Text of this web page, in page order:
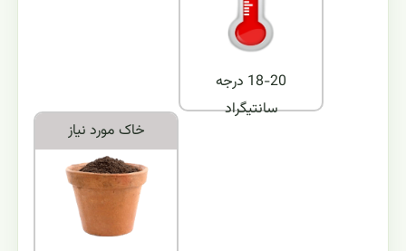
18-20 درجه
سانتیگراد
خاک مورد نياز